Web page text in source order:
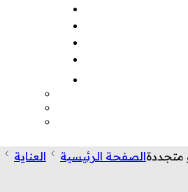
الصفحة الرئيسية العناية